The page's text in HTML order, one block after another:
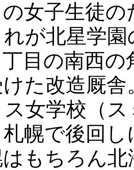
女子生徒
れが北星学
丁目の南西
けた改造厩
女学校（
幌で後回
はもちろん